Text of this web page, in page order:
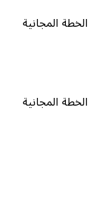
المجانية
المجانية